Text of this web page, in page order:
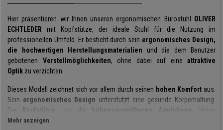
Hier präsentieren wir Ihnen unseren ergonomischen Bürostuhl OLIVER
ECHTLEDER mit Kopfstütze, der ideale Stuhl für die Nutzung im
professionellen Umfeld. Er besticht durch sein ergonomisches Design,
die hochwertigen Herstellungsmaterialien und die dem Benutzer
gebotenen Verstellmöglichkeiten, ohne dabei auf eine attraktive
Optik zu verzichten.
Dieses Modell zeichnet sich vor allem durch seinen hohen Komfort aus.
Sein ergonomisches Design unterstützt eine gesunde Körperhaltung.
Die Kopfstütze und die höhenverstellbaren Armlehnen
bieten
zusätzliche Stütze und machen diesen Stuhl zu einer außerordentlich
Mehr anzeigen